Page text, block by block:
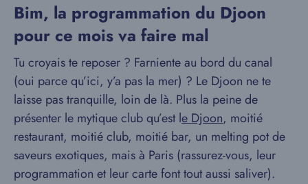
Bim, la programmation du Djoon
pour ce mois va faire mal
Tu croyais te reposer ? Farniente au bord du canal
(oui parce qu’ici, y’a pas la mer) ? Le Djoon ne te
laisse pas tranquille, loin de là. Plus la peine de
présenter le mytique club qu’est le Djoon, moitié
restaurant, moitié club, moitié bar, un melting pot de
saveurs exotiques, mais à Paris (rassurez-vous, leur
programmation et leur carte font tout aussi saliver).